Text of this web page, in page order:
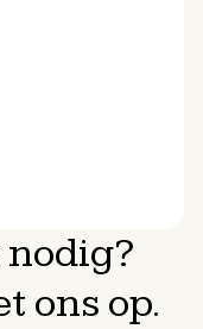
ons op.